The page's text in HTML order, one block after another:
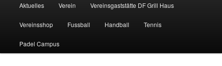
Aktuelles Verein Vereinsgaststätte DF Grill Haus
Vereinsshop Fussball Handball Tennis
Padel Campus